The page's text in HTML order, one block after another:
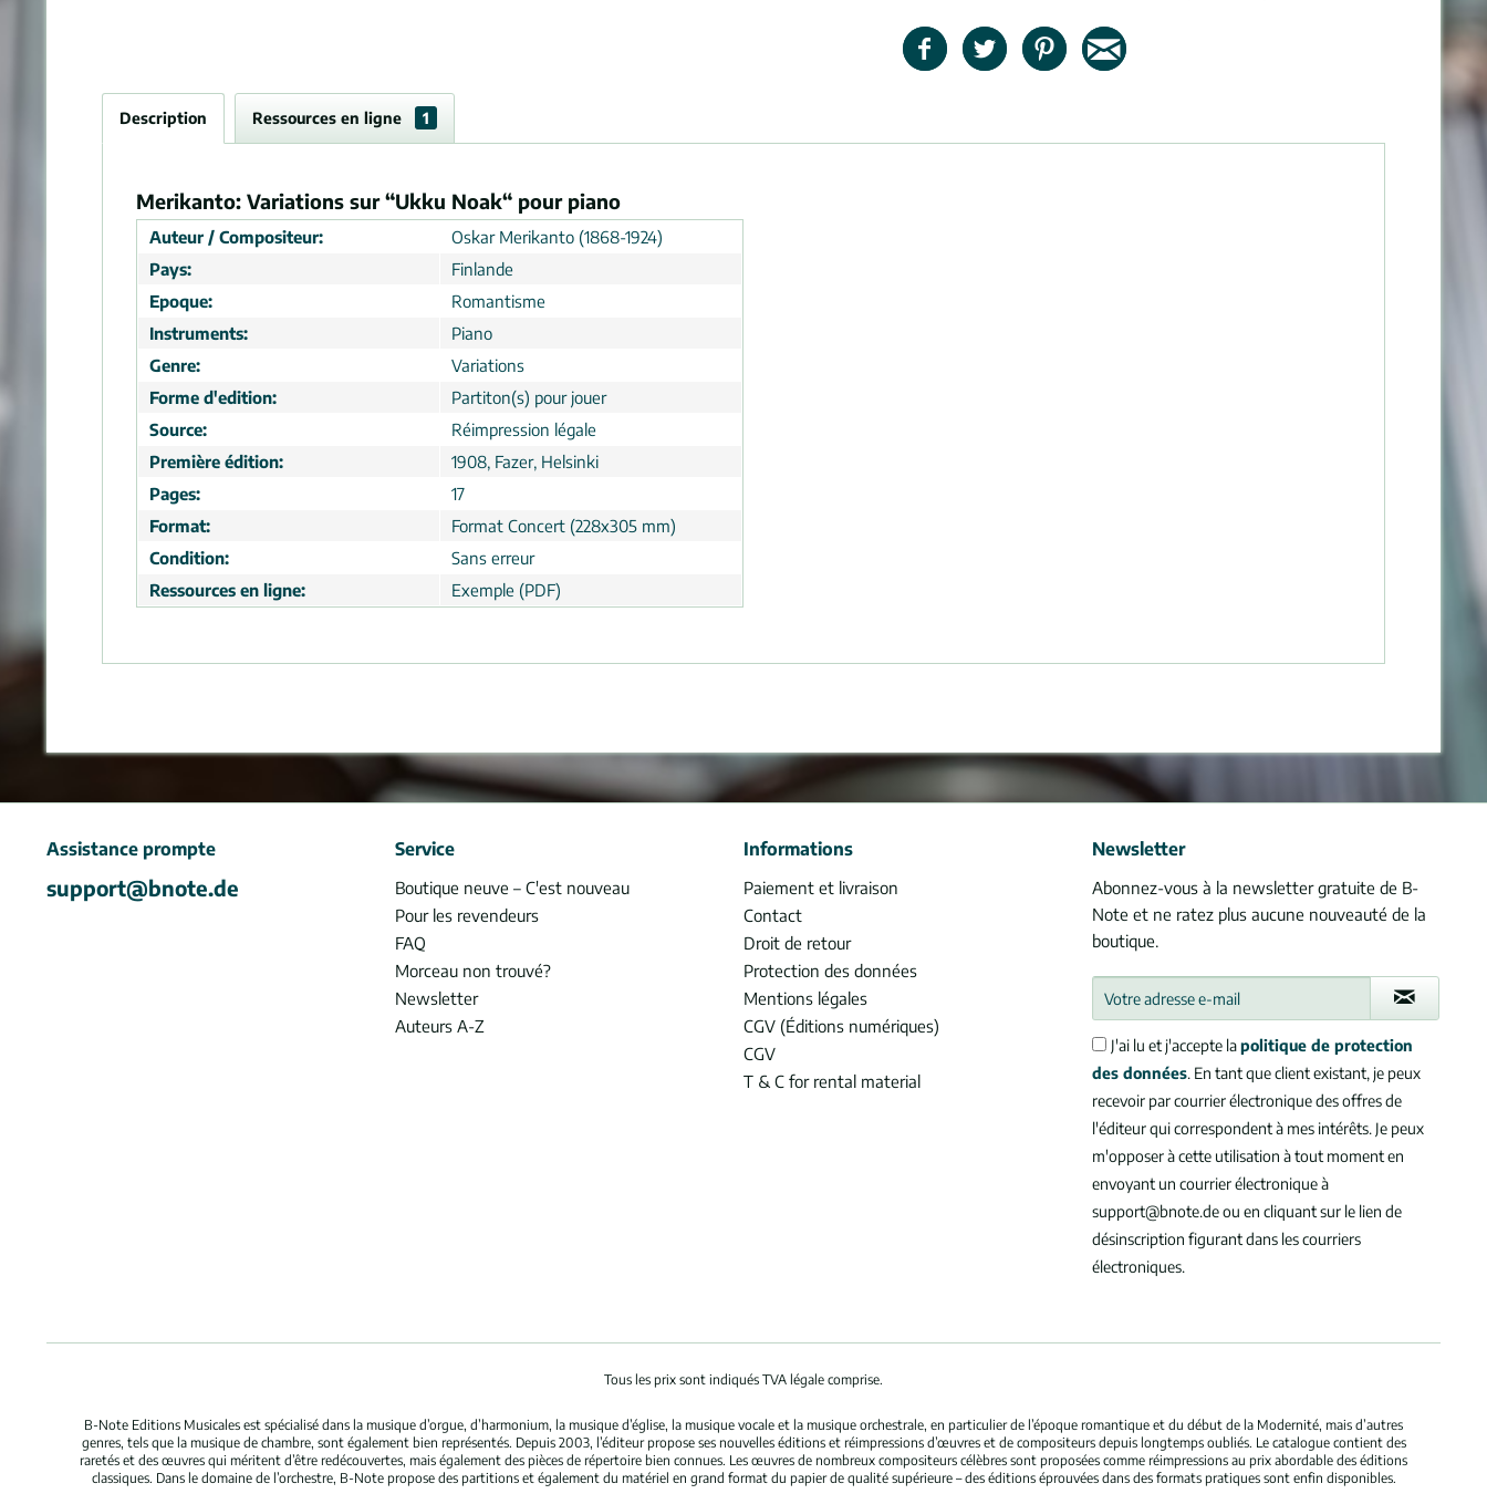
Description Ressources en ligne 1
Merikanto: Variations sur “Ukku Noak“ pour piano
Auteur / Compositeur:
Oskar Merikanto (1868-1924)
Pays:
Finlande
Epoque:
Romantisme
Instruments:
Piano
Genre:
Variations
Forme d'edition:
Partiton(s) pour jouer
Source:
Réimpression légale
Première édition:
1908, Fazer, Helsinki
Pages:
17
Format:
Format Concert (228x305 mm)
Condition:
Sans erreur
Ressources en ligne:
Exemple (PDF)
Assistance prompte
support@bnote.de
Service
Boutique neuve – C'est nouveau
Pour les revendeurs
FAQ
Morceau non trouvé?
Newsletter
Auteurs A-Z
Informations
Paiement et livraison
Contact
Droit de retour
Protection des données
Mentions légales
CGV (Éditions numériques)
CGV
T & C for rental material
Newsletter
Abonnez-vous à la newsletter gratuite de B-
Note et ne ratez plus aucune nouveauté de la
boutique.
J'ai lu et j'accepte lapolitique de protection
des données. En tant que client existant, je peux
recevoir par courrier électronique des offres de
l'éditeur qui correspondent à mes intérêts. Je peux
m'opposer à cette utilisation à tout moment en
envoyant un courrier électronique à
support@bnote.de ou en cliquant sur le lien de
désinscription figurant dans les courriers
électroniques.
Tous les prix sont indiqués TVA légale comprise.
B-Note Editions Musicales est spécialisé dans la musique d’orgue, d’harmonium, la musique d’église, la musique vocale et la musique orchestrale, en particulier de l’époque romantique et du début de la Modernité, mais d’autres
genres, tels que la musique de chambre, sont également bien représentés. Depuis 2003, l’éditeur propose ses nouvelles éditions et réimpressions d’œuvres et de compositeurs depuis longtemps oubliés. Le catalogue contient des
raretés et des œuvres qui méritent d’être redécouvertes, mais également des pièces de répertoire bien connues. Les œuvres de nombreux compositeurs célèbres sont proposées comme réimpressions au prix abordable des éditions
classiques. Dans le domaine de l’orchestre, B-Note propose des partitions et également du matériel en grand format du papier de qualité supérieure – des éditions éprouvées dans des formats pratiques sont enfin disponibles.